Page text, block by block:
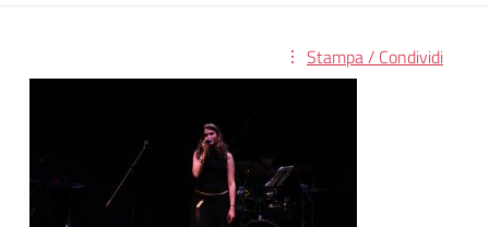
Stampa / Condividi